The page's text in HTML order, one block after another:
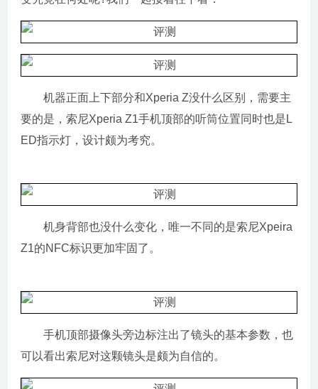
机器正面上下部分和Xperia Z没什么区别，需要主
要的是，索尼Xperia Z1手机顶部的听筒位置同时也是L
ED指示灯，设计颇为考究。
机身背部也没什么变化，唯一不同的是索尼Xpeira
Z1的NFC标识更加牢固了。
手机顶部摄像头旁边标注出了镜头的基本参数，也
可以看出索尼对这颗镜头是颇为自信的。